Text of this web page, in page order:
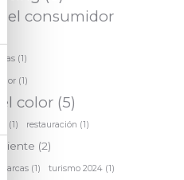
consumidor
(1)
(1)
color (5)
(1) restauración (1)
(2)
(1) turismo 2024 (1)